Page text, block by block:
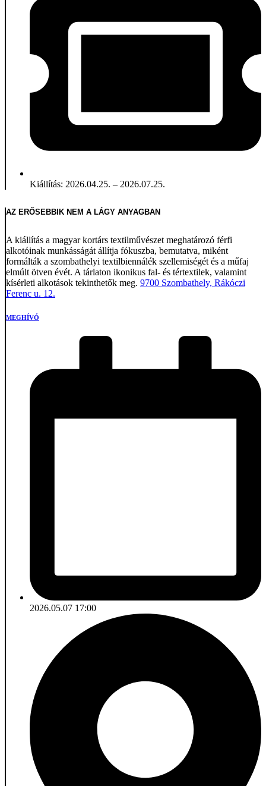
Kiállítás: 2026.04.25. – 2026.07.25.
AZ ERŐSEBBIK NEM A LÁGY ANYAGBAN
A kiállítás a magyar kortárs textilművészet meghatározó férfi
alkotóinak munkásságát állítja fókuszba, bemutatva, miként
formálták a szombathelyi textilbiennálék szellemiségét és a műfaj
elmúlt ötven évét. A tárlaton ikonikus fal- és tértextilek, valamint
kísérleti alkotások tekinthetők meg. 9700 Szombathely, Rákóczi
Ferenc u. 12.
MEGHÍVÓ
2026.05.07 17:00